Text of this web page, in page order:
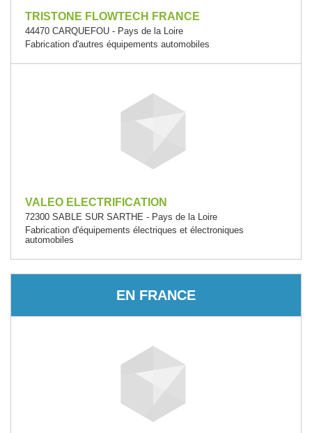
TRISTONE FLOWTECH FRANCE
44470 CARQUEFOU - Pays de la Loire
Fabrication d'autres équipements automobiles
VALEO ELECTRIFICATION
72300 SABLE SUR SARTHE - Pays de la Loire
Fabrication d'équipements électriques et électroniques
automobiles
EN FRANCE